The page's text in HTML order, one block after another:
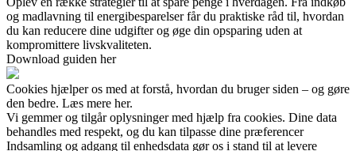
og madlavning til energibesparelser får du praktiske råd til, hvordan
du kan reducere dine udgifter og øge din opsparing uden at
kompromittere livskvaliteten.
Download guiden her
Cookies hjælper os med at forstå, hvordan du bruger siden – og gøre
den bedre. Læs mere her.
Vi gemmer og tilgår oplysninger med hjælp fra cookies. Dine data
behandles med respekt, og du kan tilpasse dine præferencer
Indsamling og adgang til enhedsdata gør os i stand til at levere